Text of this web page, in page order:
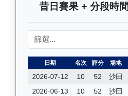
昔日賽果 + 分段時間
日期 名次 評分 場地
2026-07-12 10 52 沙田
2026-06-13
10 52 沙田